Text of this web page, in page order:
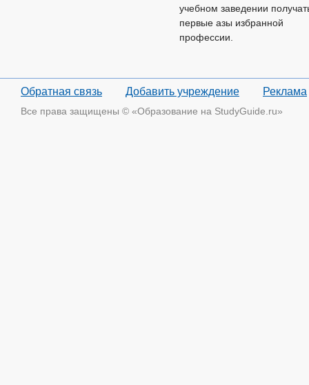
учебном заведении
первые азы избранной
профессии.
Обратная связь Добавить учреждение Реклама
Все права защищены © «Образование на StudyGuide.ru»